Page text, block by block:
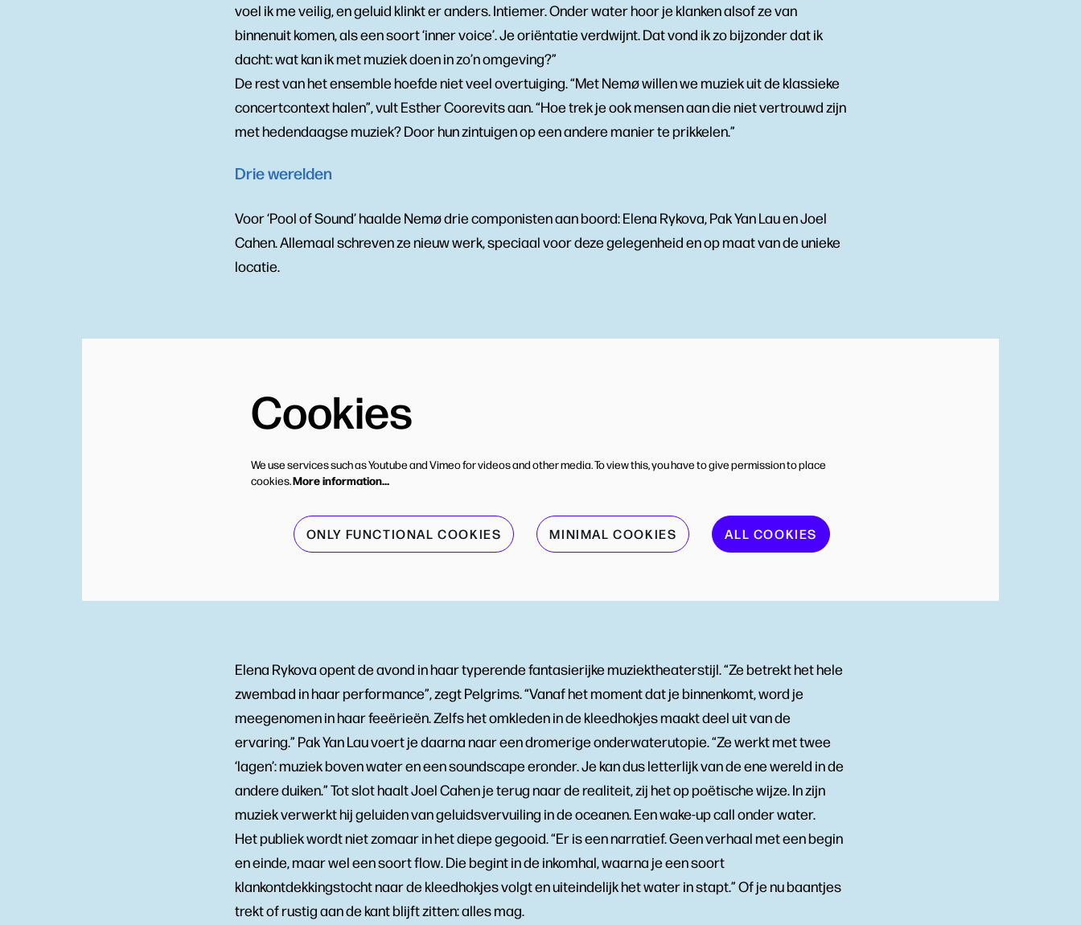
voel ik me veilig, en geluid klinkt er anders. Intiemer. Onder water hoor je klanken alsof ze van
binnenuit komen, als een soort ‘inner voice’. Je oriëntatie verdwijnt. Dat vond ik zo bijzonder dat ik
dacht: wat kan ik met muziek doen in zo’n omgeving?”
De rest van het ensemble hoefde niet veel overtuiging. “Met Nemø willen we muziek uit de klassieke
concertcontext halen”, vult Esther Coorevits aan. “Hoe trek je ook mensen aan die niet vertrouwd zijn
met hedendaagse muziek? Door hun zintuigen op een andere manier te prikkelen.”
Drie werelden
Voor ‘Pool of Sound’ haalde Nemø drie componisten aan boord: Elena Rykova, Pak Yan Lau en Joel
Cahen. Allemaal schreven ze nieuw werk, speciaal voor deze gelegenheid en op maat van de unieke
locatie.
Cookies
We use services such as Youtube and Vimeo for videos and other media. To view this, you have to give permission to place
cookies.More information…
ONLY FUNCTIONAL COOKIES MINIMAL COOKIES ALL COOKIES
Elena Rykova opent de avond in haar typerende fantasierijke muziektheaterstijl. “Ze betrekt het hele
zwembad in haar performance”, zegt Pelgrims. “Vanaf het moment dat je binnenkomt, word je
meegenomen in haar feeërieën. Zelfs het omkleden in de kleedhokjes maakt deel uit van de
ervaring.” Pak Yan Lau voert je daarna naar een dromerige onderwaterutopie. “Ze werkt met twee
‘lagen’: muziek boven water en een soundscape eronder. Je kan dus letterlijk van de ene wereld in de
andere duiken.” Tot slot haalt Joel Cahen je terug naar de realiteit, zij het op poëtische wijze. In zijn
muziek verwerkt hij geluiden van geluidsvervuiling in de oceanen. Een wake-up call onder water.
Het publiek wordt niet zomaar in het diepe gegooid. “Er is een narratief. Geen verhaal met een begin
en einde, maar wel een soort flow. Die begint in de inkomhal, waarna je een soort
klankontdekkingstocht naar de kleedhokjes volgt en uiteindelijk het water in stapt.” Of je nu baantjes
trekt of rustig aan de kant blijft zitten: alles mag.